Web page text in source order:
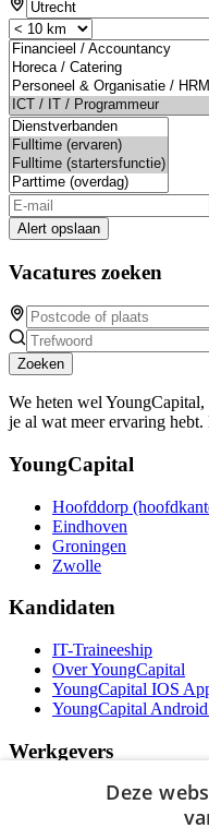
Alert opslaan
Vacatures zoeken
Zoeken
We heten wel
je al wat meer ervaring
YoungCapital
Hoofddorp
Eindhoven
Groningen
Zwolle
Kandidaten
IT-Traineeship
Over YoungCapital
YoungCapital IOS
YoungCapital
Werkgevers
Het concept
Deze